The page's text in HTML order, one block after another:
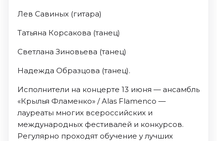
Лев Савиных (гитара)
Татьяна Корсакова (танец)
Светлана Зиновьева (танец)
Надежда Образцова (танец).
Исполнители на концерте 13 июня — ансамбль
«Крылья Фламенко» / Alas Flamenco —
лауреаты многих всероссийских и
международных фестивалей и конкурсов.
Регулярно проходят обучение у лучших